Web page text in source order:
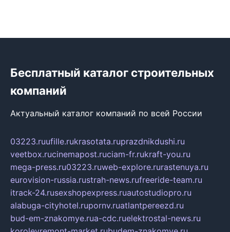
Бесплатный каталог строительных
компаний
Актуальный каталог компаний по всей России
03223.ruufille.rukrasotata.ruprazdnikdushi.ru
veetbox.rucinemapost.ruciam-fr.rukraft-you.ru
mega-press.ru03223.ruweb-explore.rurastenuya.ru
eurovision-russia.rustrah-news.rufreeride-team.ru
itrack-24.rusexshopexpress.ruautostudiopro.ru
alabuga-cityhotel.rupornv.ruatlantpereezd.ru
bud-em-znakomye.rua-cdc.ruelektrostal-news.ru